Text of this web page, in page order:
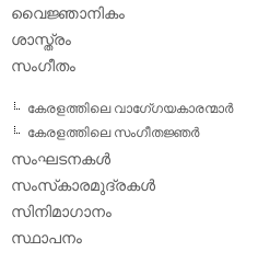
വൈജ്ഞാനികം
ശാസ്ത്രം
സംഗീതം
കേരളത്തിലെ വാഗേ്ഗയകാരന്മാര്‍
കേരളത്തിലെ സംഗീതജ്ഞര്‍
സംഘടനകള്‍
സംസ്‌കാരമുദ്രകള്‍
സിനിമാഗാനം
സ്ഥാപനം